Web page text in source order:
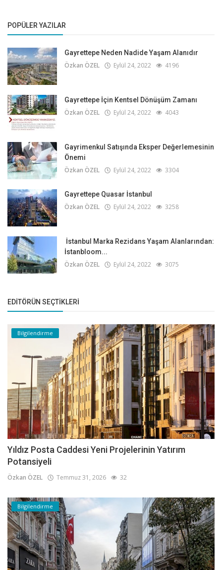
POPÜLER YAZILAR
Gayrettepe Neden Nadide Yaşam Alanıdır
Özkan ÖZEL Eylül 24, 2022 4196
Gayrettepe İçin Kentsel Dönüşüm Zamanı
Özkan ÖZEL Eylül 24, 2022 4043
Gayrimenkul Satışında Eksper Değerlemesinin
Önemi
Özkan ÖZEL Eylül 24, 2022 3304
Gayrettepe Quasar İstanbul
Özkan ÖZEL Eylül 24, 2022 3258
İstanbul Marka Rezidans Yaşam Alanlarından:
İstanbloom...
Özkan ÖZEL Eylül 24, 2022 3075
EDITÖRÜN SEÇTIKLERI
Bilgilendirme
Yıldız Posta Caddesi Yeni Projelerinin Yatırım
Potansiyeli
Özkan ÖZEL Temmuz 31, 2026 32
Bilgilendirme